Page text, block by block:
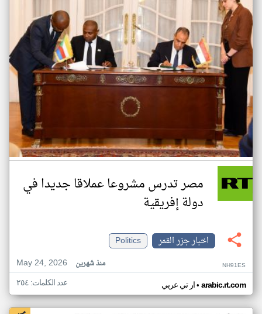
مصر تدرس مشروعا عملاقا جديدا في
دولة إفريقية
اخبار جزر القمر
Politics
May 24, 2026
منذ شهرين NH91ES
ار تي عربي• arabic.rt.com عدد الكلمات: ٢٥٤